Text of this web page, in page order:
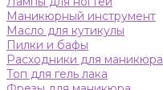
Маникюрный инструмент
Масло для кутикулы
Пилки и бафы
Расходники для маникюра
Топ для гель лака